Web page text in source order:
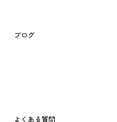
ブログ
よくある質問